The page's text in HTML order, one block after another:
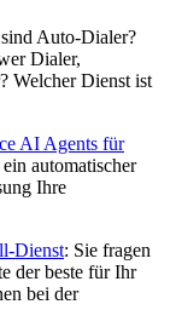
sind Auto-Dialer?
Dialer,
Welcher Dienst ist
AI Agents für
ein automatischer
Ihre
Dienst: Sie fragen
der beste für Ihr
bei der